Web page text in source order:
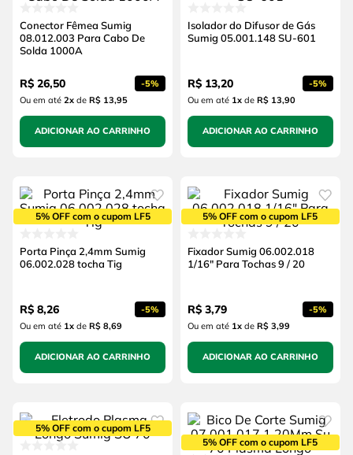
Conector Fêmea Sumig
08.012.003 Para Cabo De
Solda 1000A
R$ 26,50 -5%
Ou em até 2xde R$ 13,95
ADICIONAR AO CARRINHO
Isolador do Difusor de Gás
Sumig 05.001.148 SU-601
R$ 13,20 -5%
Ou em até 1xde R$ 13,90
ADICIONAR AO CARRINHO
5% OFF com o cupom LF5
Porta Pinça 2,4mm Sumig
06.002.028 tocha Tig
R$ 8,26 -5%
Ou em até 1xde R$ 8,69
ADICIONAR AO CARRINHO
5% OFF com o cupom LF5
Fixador Sumig 06.002.018
1/16" Para Tochas 9 / 20
R$ 3,79 -5%
Ou em até 1xde R$ 3,99
ADICIONAR AO CARRINHO
5% OFF com o cupom LF5
5% OFF com o cupom LF5